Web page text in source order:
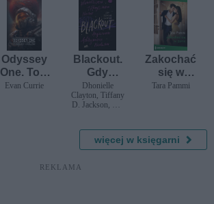
Odyssey
One. Tom
8.
Evan Currie
Blackout.
Gdy
zgasną
światła
Dhonielle
Clayton, Tiffany
D. Jackson, Nic
Zakochać
się w
żonie
Tara Pammi
więcej w księgarni
REKLAMA